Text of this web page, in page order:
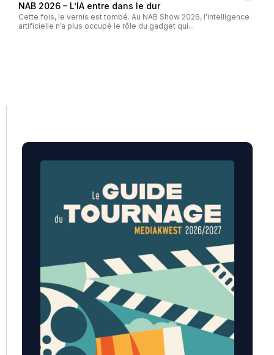
NAB 2026 – L’IA entre dans le dur
Cette fois, le vernis est tombé. Au NAB Show 2026, l’intelligence
artificielle n’a plus occupé le rôle du gadget qui...